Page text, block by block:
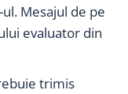
Mesajul de pe
evaluator din
trimis